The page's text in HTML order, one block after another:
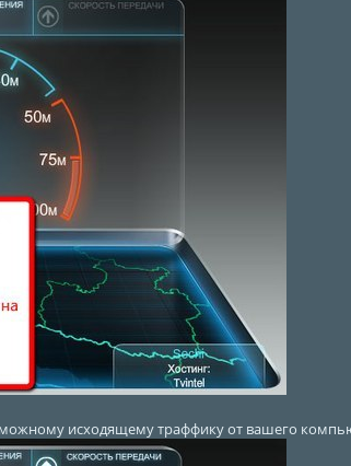
исходящему траффику от вашего